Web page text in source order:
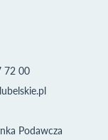
72 00
Podawcza